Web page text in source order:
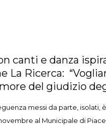
canti e danza
La Ricerca:
del giudizio
messi da parte,
al Municipale di